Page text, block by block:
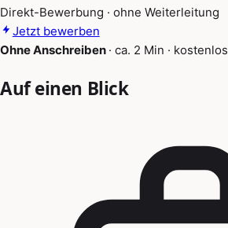
Direkt-Bewerbung · ohne Weiterleitung
Jetzt bewerben
Ohne Anschreiben · ca. 2 Min · kostenlos
Auf einen Blick